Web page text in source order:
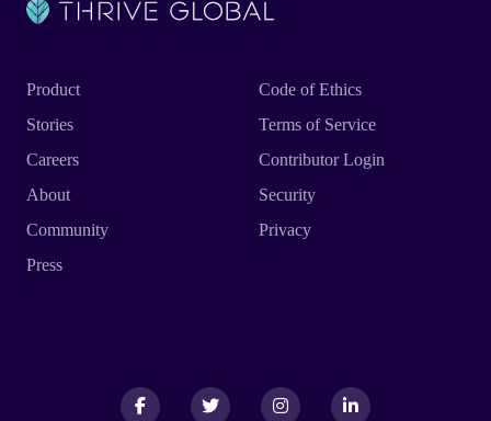
Product
Stories
Careers
About
Community
Press
Code of Ethics
Terms of Service
Contributor Login
Security
Privacy
Facebook
FacebookTwitter
Twitter Instagram
InstagramLinkedIn
LinkedIn